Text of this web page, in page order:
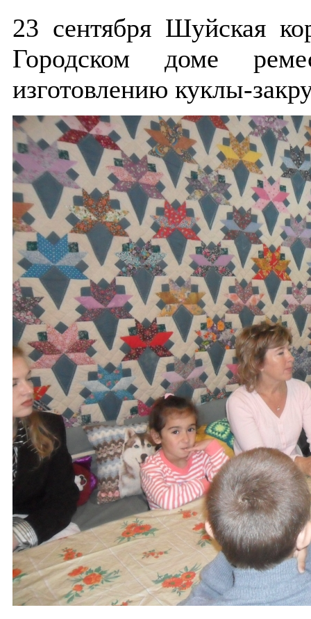
23 сентября Шуйская
Городском доме
изготовлению куклы-